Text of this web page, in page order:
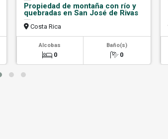
Propiedad de montaña con río y
quebradas en San José de Rivas
Costa Rica
Alcobas
0
Baño(s)
0